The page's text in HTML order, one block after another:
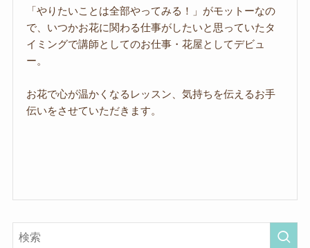
「やりたいことは全部やってみる！」がモットーなの
で、いつかお花に関わる仕事がしたいと思っていたタ
イミングで講師としてのお仕事・花屋としてデビュ
ー。
お花で心が温かくなるレッスン、気持ちを伝えるお手
伝いをさせていただきます。